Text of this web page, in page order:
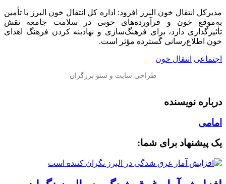
مدیرکل انتقال خون البرز افزود: اداره کل انتقال خون البرز با تأمین
به‌موقع خون و فرآورده‌های خونی در سلامت جامعه نقش
تأثیرگذاری دارد، برای فرهنگ‌سازی و نهادینه کردن فرهنگ اهدای
خون اطلاع‌رسانی گسترده مؤثر است.
اجتماعی انتقال خون
درباره نویسنده
امامی
یک پیشنهاد برای شما: